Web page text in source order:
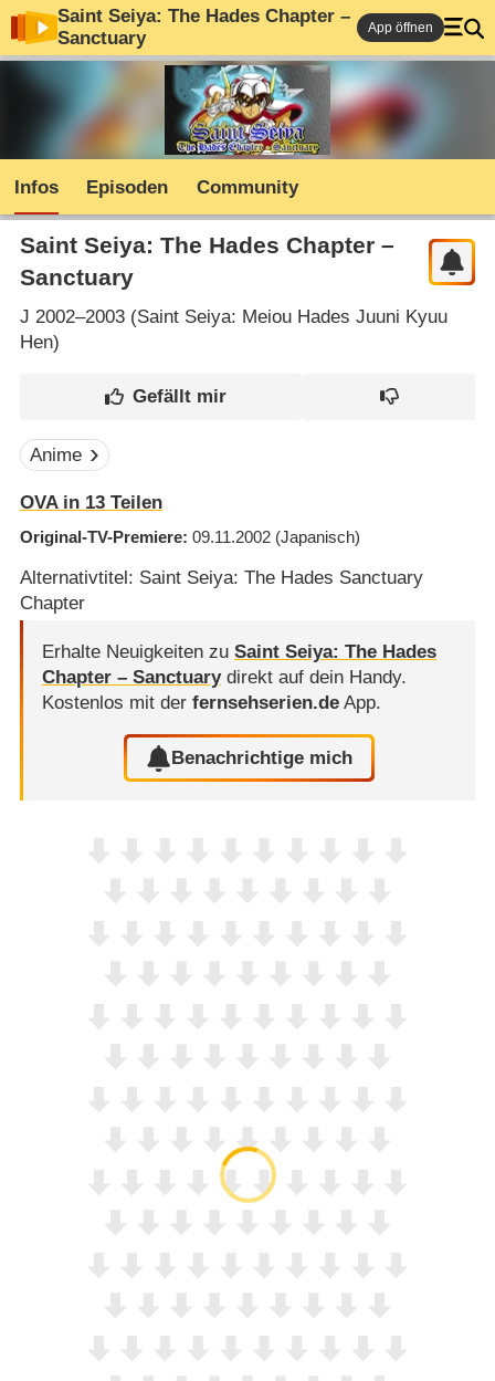
Saint Seiya: The Hades Chapter –
Sanctuary
App öffnen
Infos Episoden Community
Saint Seiya: The Hades Chapter –
Sanctuary
J 2002–2003 (Saint Seiya: Meiou Hades Juuni Kyuu
Hen)
Anime
OVA in 13 Teilen
Original-TV-Premiere 09.11.2002 (Japanisch)
Alternativtitel: Saint Seiya: The Hades Sanctuary
Chapter
Erhalte Neuigkeiten zu Saint Seiya: The Hades
Chapter – Sanctuarydirekt auf dein Handy.
Kostenlos mit der fernsehserien.deApp.
Benachrichtige mich